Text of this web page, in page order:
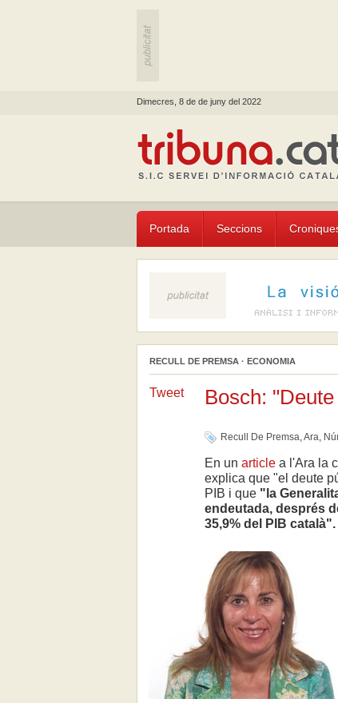
Dimecres, 8 de de juny del 2022
Portada Seccions
RECULL DE PREMSA · ECONOMIA
Tweet Bosch:
Recull De Premsa Ara
En un articlea l'Ara la
explica que "el deute
PIB i que "la
endeutada, després
35,9% del PIB català".